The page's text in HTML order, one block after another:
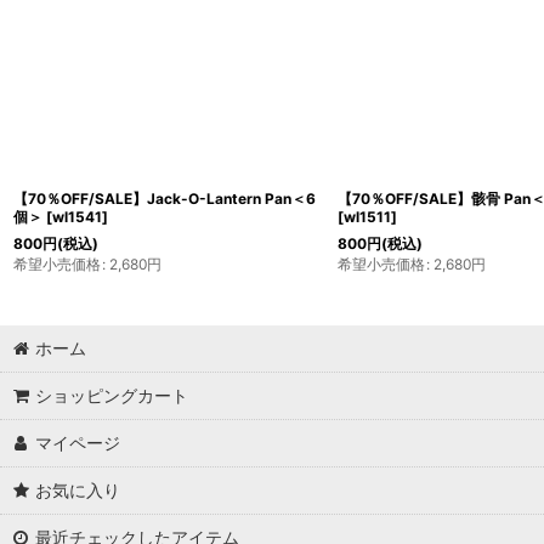
【70％OFF/SALE】Jack-O-Lantern Pan＜6
個＞ [wl1541]
800円(税込)
希望小売価格: 2,680円
【70％OFF/SALE】骸骨 Pan
[wl1511]
800円(税込)
希望小売価格: 2,680円
ホーム
ショッピングカート
マイページ
お気に入り
最近チェックしたアイテム